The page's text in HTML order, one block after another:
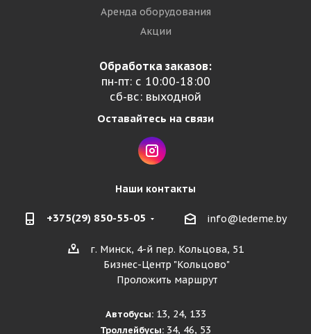
Аренда оборудования
Акции
Обработка заказов:
пн-пт: с 10:00-18:00
сб-вс: выходной
Оставайтесь на связи
Наши контакты
+375(29) 850-55-05 info@ledeme.by
г. Минск, 4-й пер. Кольцова, 51
Бизнес-Центр "Кольцово"
Проложить маршрут
Автобусы:13, 24, 133
Троллейбусы: 34, 46, 53